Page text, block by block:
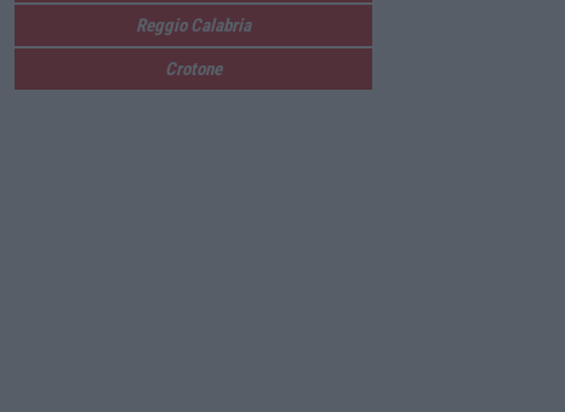
Reggio Calabria
Crotone